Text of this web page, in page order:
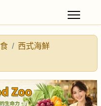
西式海鮮